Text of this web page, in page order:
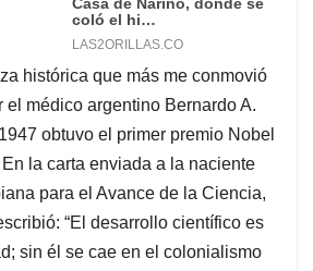
histórica que más me conmovió
el médico argentino Bernardo A.
obtuvo el primer premio Nobel
la carta enviada a la naciente
para el Avance de la Ciencia,
“El desarrollo científico es
sin él se cae en el colonialismo